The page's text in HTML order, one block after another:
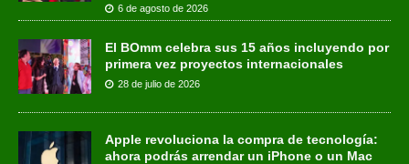
6 de agosto de 2026
El BOmm celebra sus 15 años incluyendo por
primera vez proyectos internacionales
28 de julio de 2026
Apple revoluciona la compra de tecnología:
ahora podrás arrendar un iPhone o un Mac